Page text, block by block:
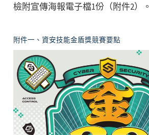
檢附宣傳海報電子檔1份（附件2）。
附件一、資安技能金盾獎競賽要點